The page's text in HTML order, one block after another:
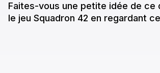
Faites-vous une petite idée de ce
le jeu Squadron 42 en regardant